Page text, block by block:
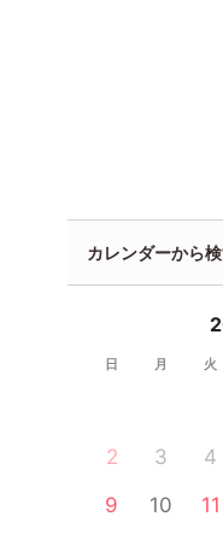
カレンダーから
日 月 火
2
3 4
9
10 11